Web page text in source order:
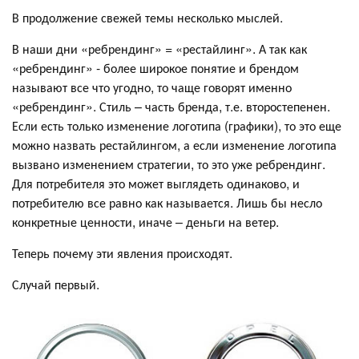
В продолжение свежей темы несколько мыслей.
В наши дни «ребрендинг» = «рестайлинг». А так как
«ребрендинг» - более широкое понятие и брендом
называют все что угодно, то чаще говорят именно
«ребрендинг». Стиль – часть бренда, т.е. второстепенен.
Если есть только изменение логотипа (графики), то это еще
можно назвать рестайлингом, а если изменение логотипа
вызвано изменением стратегии, то это уже ребрендинг.
Для потребителя это может выглядеть одинаково, и
потребителю все равно как называется. Лишь бы несло
конкретные ценности, иначе – деньги на ветер.
Теперь почему эти явления происходят.
Случай первый.